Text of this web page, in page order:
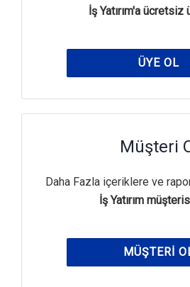
İş Yatırım'a ücretsiz
ÜYE OL
Müşteri
Daha Fazla içeriklere ve
İş Yatırım
MÜŞTERI